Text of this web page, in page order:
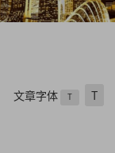
文章字体 T T